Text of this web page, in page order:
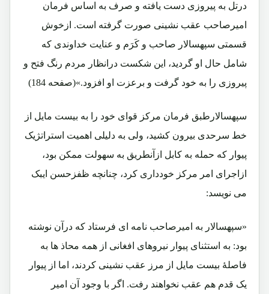
درتل به پیروزی دست یافته و صرف به اساس فرمان
امیرصاحب عقب نشینی صورت گرفته است. ازخوش
قسمتی سپهسالار صاحب و کَرَم و عنایت خداوندی که
شامل حال او گردید، این شکست درانظار مردم رنگ فتح و
پیروزی را به خود گرفت و برعزت او افزود.»(صفحه 184)
سپهسالارطبق فرمان مرکز قوای خود را به بیست مایل از
خط سرحدی بیرون کشید، ولی به دلیلی اهمیت استراتژیک
پیوار که حمله به کابل ازآنطریق به سهولت ممکن بود،
ازاجرای امر مرکز خودداری کرد، چنانچه ظفزحسن ایبک
می نویسد:
«سپهسالار به امیرصاحب نامه ای فرستاد که درآن نوشته
بود: به استثنای پیوار نیروهای افغانی از همه محاذ ها به
فاصلۀ بیست مایل از مرز عقب نشینی کردند، اما از پیوار
یک قدم هم عقب نخواهند رفت. اگر با وجود آن امیر